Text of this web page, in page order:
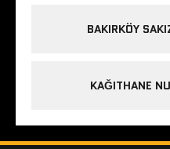
BAKIRKÖY
KAĞITHANE